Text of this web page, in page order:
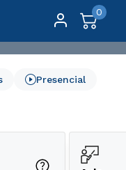
0
Presencial